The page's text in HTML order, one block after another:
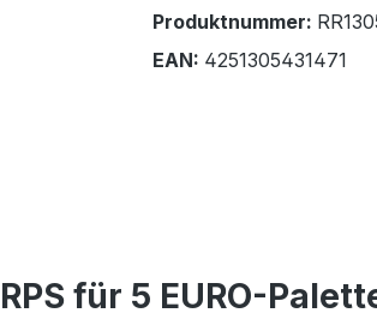
Produktnummer:
EAN: 4251305431471
für 5 EURO-